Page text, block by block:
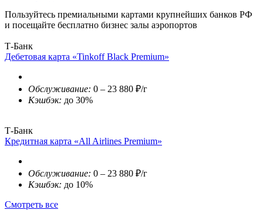
Пользуйтесь премиальными картами крупнейших банков РФ
и посещайте бесплатно бизнес залы аэропортов
Т-Банк
Дебетовая карта «Tinkoff Black Premium»
Обслуживание: 0 – 23 880 ₽/г
Кэшбэк: до 30%
Т-Банк
Кредитная карта «All Airlines Premium»
Обслуживание: 0 – 23 880 ₽/г
Кэшбэк: до 10%
Смотреть все